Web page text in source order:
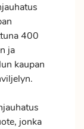
400
ja
kaupan
jonka